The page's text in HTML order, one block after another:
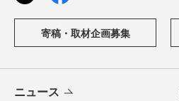
寄稿・取材企画募集
ニュース